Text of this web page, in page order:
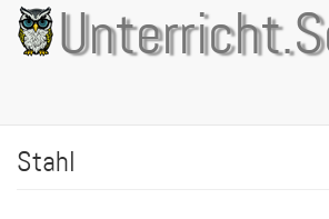
Direkt
zum
Inhalt
Stahl